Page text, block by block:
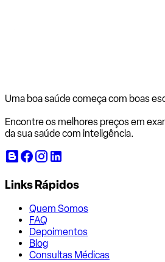
Uma boa saúde começa com boas
Encontre os melhores preços em
da sua saúde com inteligência.
Links Rápidos
Quem Somos
FAQ
Depoimentos
Blog
Consultas Médicas